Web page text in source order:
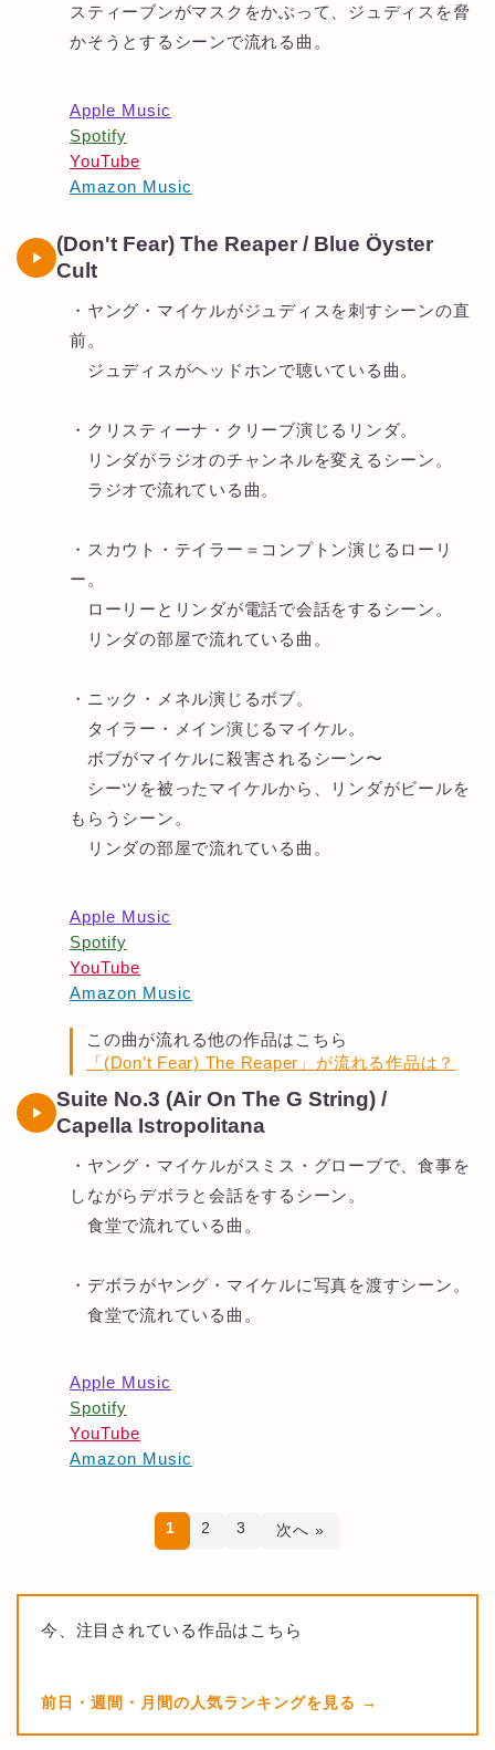
スティーブンがマスクをかぶって、ジュディスを脅
かそうとするシーンで流れる曲。
Apple Music
Spotify
YouTube
Amazon Music
(Don't Fear) The Reaper / Blue Öyster
Cult
・ヤング・マイケルがジュディスを刺すシーンの直
前。
ジュディスがヘッドホンで聴いている曲。
・クリスティーナ・クリーブ演じるリンダ。
リンダがラジオのチャンネルを変えるシーン。
ラジオで流れている曲。
・スカウト・テイラー＝コンプトン演じるローリ
ー。
ローリーとリンダが電話で会話をするシーン。
リンダの部屋で流れている曲。
・ニック・メネル演じるボブ。
タイラー・メイン演じるマイケル。
ボブがマイケルに殺害されるシーン〜
シーツを被ったマイケルから、リンダがビールを
もらうシーン。
リンダの部屋で流れている曲。
Apple Music
Spotify
YouTube
Amazon Music
この曲が流れる他の作品はこちら
「(Don’t Fear) The Reaper」が流れる作品は？
Suite No.3 (Air On The G String) /
Capella Istropolitana
・ヤング・マイケルがスミス・グローブで、食事を
しながらデボラと会話をするシーン。
食堂で流れている曲。
・デボラがヤング・マイケルに写真を渡すシーン。
食堂で流れている曲。
Apple Music
Spotify
YouTube
Amazon Music
1 2 3 次へ »
今、注目されている作品はこちら
前日・週間・月間の人気ランキングを見る